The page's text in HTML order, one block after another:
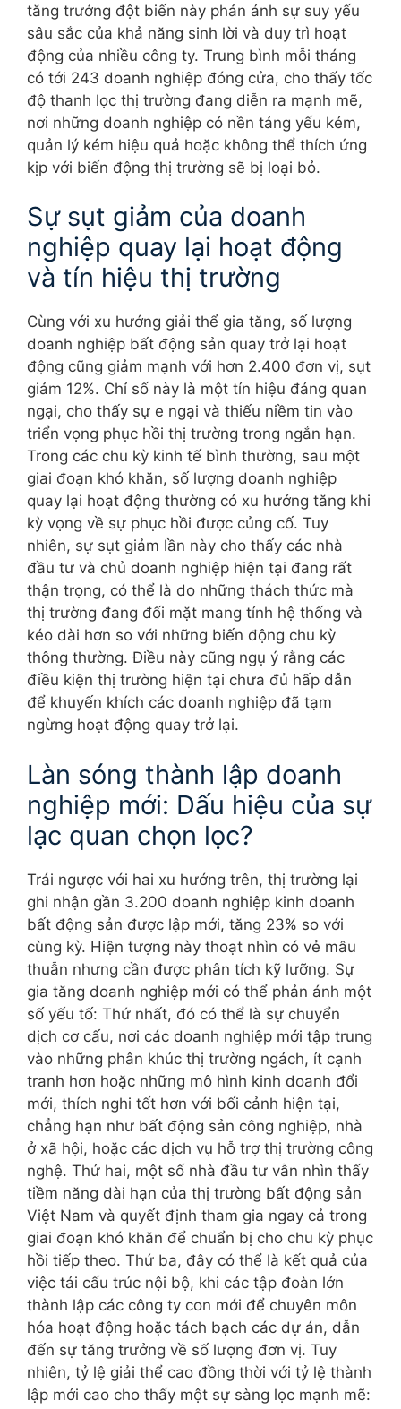
tăng trưởng đột biến này phản ánh sự suy yếu
sâu sắc của khả năng sinh lời và duy trì hoạt
động của nhiều công ty. Trung bình mỗi tháng
có tới 243 doanh nghiệp đóng cửa, cho thấy tốc
độ thanh lọc thị trường đang diễn ra mạnh mẽ,
nơi những doanh nghiệp có nền tảng yếu kém,
quản lý kém hiệu quả hoặc không thể thích ứng
kịp với biến động thị trường sẽ bị loại bỏ.
Sự sụt giảm của doanh
nghiệp quay lại hoạt động
và tín hiệu thị trường
Cùng với xu hướng giải thể gia tăng, số lượng
doanh nghiệp bất động sản quay trở lại hoạt
động cũng giảm mạnh với hơn 2.400 đơn vị, sụt
giảm 12%. Chỉ số này là một tín hiệu đáng quan
ngại, cho thấy sự e ngại và thiếu niềm tin vào
triển vọng phục hồi thị trường trong ngắn hạn.
Trong các chu kỳ kinh tế bình thường, sau một
giai đoạn khó khăn, số lượng doanh nghiệp
quay lại hoạt động thường có xu hướng tăng khi
kỳ vọng về sự phục hồi được củng cố. Tuy
nhiên, sự sụt giảm lần này cho thấy các nhà
đầu tư và chủ doanh nghiệp hiện tại đang rất
thận trọng, có thể là do những thách thức mà
thị trường đang đối mặt mang tính hệ thống và
kéo dài hơn so với những biến động chu kỳ
thông thường. Điều này cũng ngụ ý rằng các
điều kiện thị trường hiện tại chưa đủ hấp dẫn
để khuyến khích các doanh nghiệp đã tạm
ngừng hoạt động quay trở lại.
Làn sóng thành lập doanh
nghiệp mới: Dấu hiệu của sự
lạc quan chọn lọc?
Trái ngược với hai xu hướng trên, thị trường lại
ghi nhận gần 3.200 doanh nghiệp kinh doanh
bất động sản được lập mới, tăng 23% so với
cùng kỳ. Hiện tượng này thoạt nhìn có vẻ mâu
thuẫn nhưng cần được phân tích kỹ lưỡng. Sự
gia tăng doanh nghiệp mới có thể phản ánh một
số yếu tố: Thứ nhất, đó có thể là sự chuyển
dịch cơ cấu, nơi các doanh nghiệp mới tập trung
vào những phân khúc thị trường ngách, ít cạnh
tranh hơn hoặc những mô hình kinh doanh đổi
mới, thích nghi tốt hơn với bối cảnh hiện tại,
chẳng hạn như bất động sản công nghiệp, nhà
ở xã hội, hoặc các dịch vụ hỗ trợ thị trường công
nghệ. Thứ hai, một số nhà đầu tư vẫn nhìn thấy
tiềm năng dài hạn của thị trường bất động sản
Việt Nam và quyết định tham gia ngay cả trong
giai đoạn khó khăn để chuẩn bị cho chu kỳ phục
hồi tiếp theo. Thứ ba, đây có thể là kết quả của
việc tái cấu trúc nội bộ, khi các tập đoàn lớn
thành lập các công ty con mới để chuyên môn
hóa hoạt động hoặc tách bạch các dự án, dẫn
đến sự tăng trưởng về số lượng đơn vị. Tuy
nhiên, tỷ lệ giải thể cao đồng thời với tỷ lệ thành
lập mới cao cho thấy một sự sàng lọc mạnh mẽ: